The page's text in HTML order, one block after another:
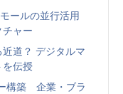
ールの並行活用
ャー
道？ デジタルマ
を伝授
構築 企業・ブラ